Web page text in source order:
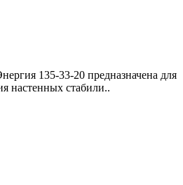
135-33-20 предназначена для
настенных стабили..